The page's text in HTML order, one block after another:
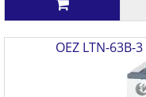
OEZ LTN-